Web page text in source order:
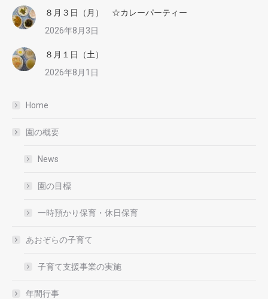
８月３日（月） ☆カレーパーティー
2026年8月3日
８月１日（土）
2026年8月1日
Home
園の概要
News
園の目標
一時預かり保育・休日保育
あおぞらの子育て
子育て支援事業の実施
年間行事